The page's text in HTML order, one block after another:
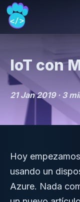
IoT con
21 Jan 2019 · 3
Hoy
usando un
Azure. Nada